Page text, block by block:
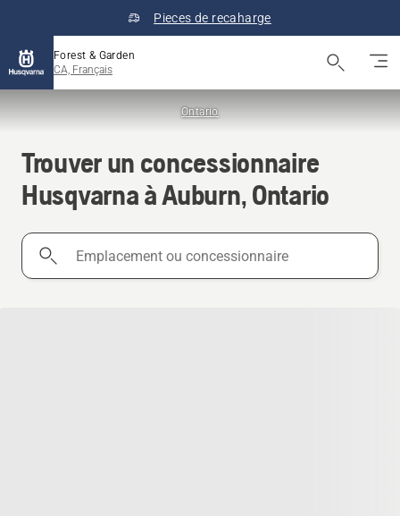
Pieces de recaharge
Forest & Garden
CA, Français
Ontario
Trouver un concessionnaire
Husqvarna à Auburn, Ontario
Emplacement